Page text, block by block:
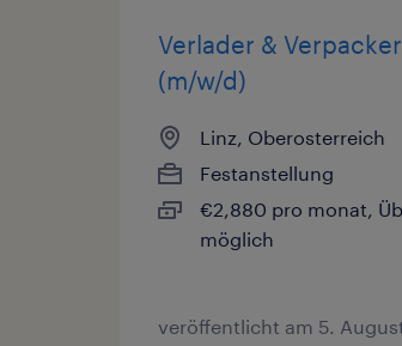
Verlader & Verpacker
(m/w/d)
Linz, Oberosterreich
Festanstellung
€2,880 pro monat,
möglich
veröffentlicht am 5.